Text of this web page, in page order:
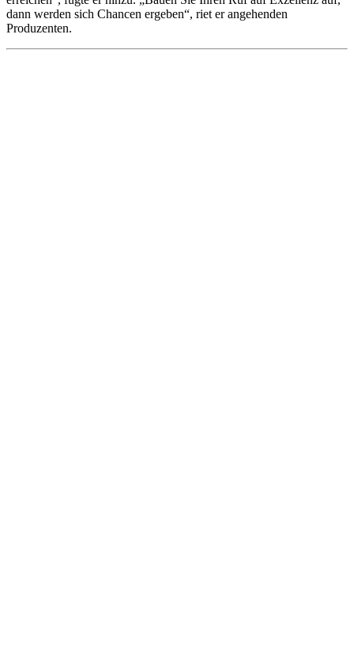
dann werden sich Chancen ergeben“, riet er angehenden
Produzenten.